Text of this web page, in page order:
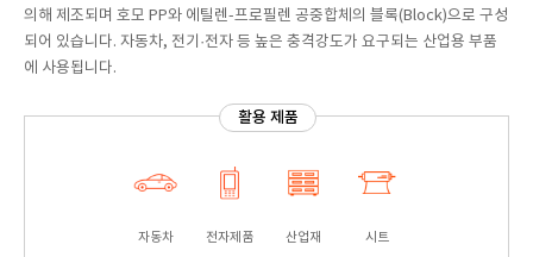
의해 제조되며 호모 PP와 에틸렌-프로필렌 공중합체의 블록(Block)으로 구성
되어 있습니다. 자동차, 전기·전자 등 높은 충격강도가 요구되는 산업용 부품
에 사용됩니다.
활용 제품
자동차 전자제품 산업재 시트